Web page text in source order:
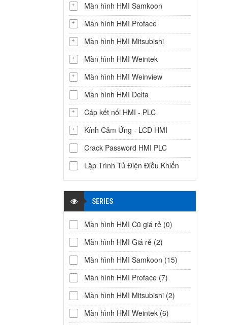
Màn hình HMI Samkoon
Màn hình HMI Proface
Màn hình HMI Mitsubishi
Màn hình HMI Weintek
Màn hình HMI Weinview
Màn hình HMI Delta
Cáp kết nối HMI - PLC
Kính Cảm Ứng - LCD HMI
Crack Password HMI PLC
Lập Trình Tủ Điện Điều Khiển
SERIES
Màn hình HMI Cũ giá rẻ (0)
Màn hình HMI Giá rẻ (2)
Màn hình HMI Samkoon (15)
Màn hình HMI Proface (7)
Màn hình HMI Mitsubishi (2)
Màn hình HMI Weintek (6)